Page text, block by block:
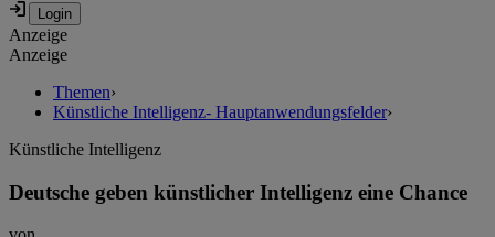
Anzeige
Anzeige
Themen›
Künstliche Intelligenz- Hauptanwendungsfelder›
Künstliche Intelligenz
Deutsche geben künstlicher Intelligenz eine Chance